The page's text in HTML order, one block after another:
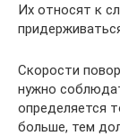
Их относят к
Скорости
нужно
определяется
больше, тем